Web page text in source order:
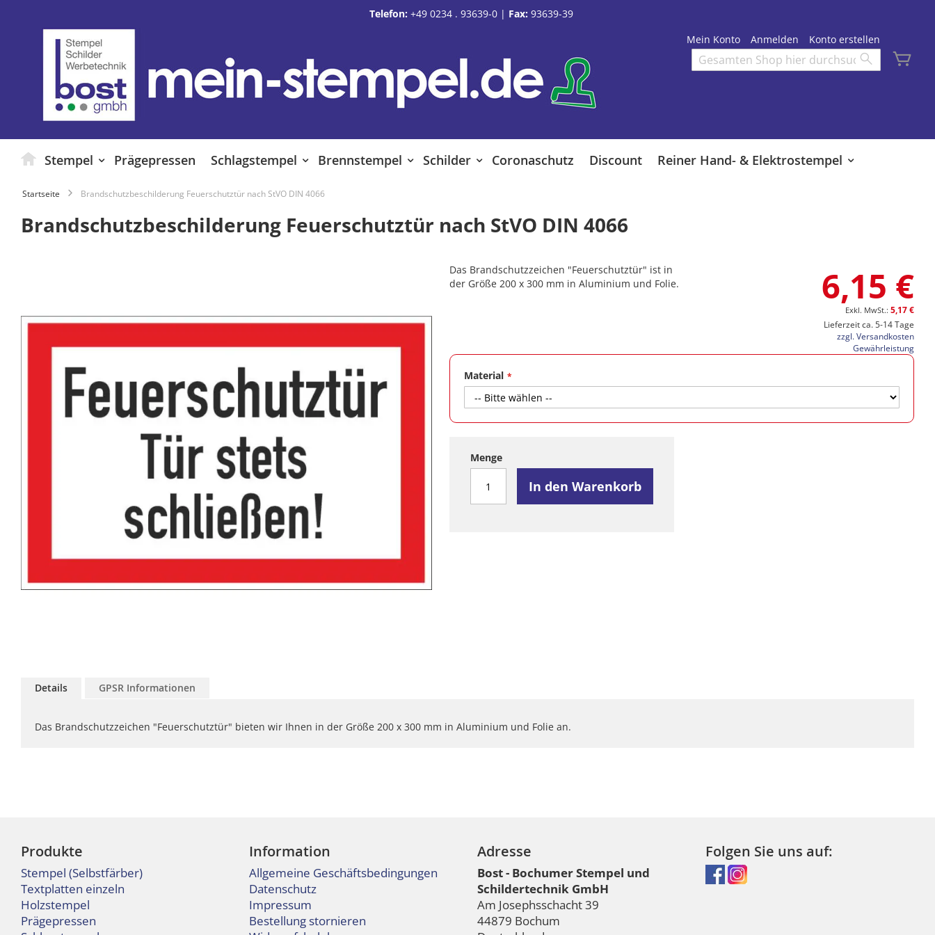
Telefon: +49 0234 . 93639-0| Fax: 93639-39
Mein Konto
Anmelden Konto erstellen
Search
Stempel Prägepressen Schlagstempel Brennstempel Schilder Coronaschutz Discount Reiner Hand- & Elektrostempel
Startseite Brandschutzbeschilderung Feuerschutztür nach StVO DIN 4066
Brandschutzbeschilderung Feuerschutztür nach StVO DIN 4066
der
springen
6,15 €
5,17 €
Lieferzeit ca. 5-14 Tage
zzgl. Versandkosten
Gewährleistung
Das Brandschutzzeichen "Feuerschutztür" ist in
der Größe 200 x 300 mm in Aluminium und Folie.
Material
Menge
In den Warenkorb
Details
Das Brandschutzzeichen "Feuerschutztür" bieten wir Ihnen in der Größe 200 x 300 mm in Aluminium und Folie an.
GPSR Informationen
Produkte
Stempel (Selbstfärber)
Textplatten einzeln
Holzstempel
Prägepressen
Information
Allgemeine Geschäftsbedingungen
Datenschutz
Impressum
Bestellung stornieren
Adresse
Bost - Bochumer Stempel und
Schildertechnik GmbH
Am Josephsschacht 39
44879 Bochum
Folgen Sie uns auf: